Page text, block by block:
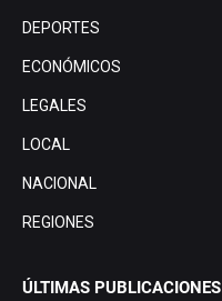
DEPORTES
ECONÓMICOS
LEGALES
LOCAL
NACIONAL
REGIONES
ÚLTIMAS PUBLICACIONES